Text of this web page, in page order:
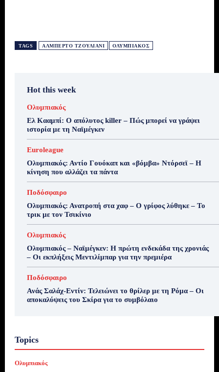
TAGS ΑΛΜΠΈΡΤΟ ΤΖΟΥΛΙΆΝΙ ΟΛΥΜΠΙΑΚΌΣ
Hot this week
Ολυμπιακός
Ελ Κααμπί: Ο απόλυτος killer – Πώς μπορεί να γράψει
ιστορία με τη Ναϊμέγκεν
Euroleague
Ολυμπιακός: Αντίο Γουόκαπ και «βόμβα» Ντόρσεϊ – Η
κίνηση που αλλάζει τα πάντα
Ποδόσφαιρο
Ολυμπιακός: Ανατροπή στα χαφ – Ο γρίφος λύθηκε – Το
τρικ με τον Τσικίνιο
Ολυμπιακός
Ολυμπιακός – Ναϊμέγκεν: Η πρώτη ενδεκάδα της χρονιάς
– Οι εκπλήξεις Μεντιλίμπαρ για την πρεμιέρα
Ποδόσφαιρο
Ανάς Σαλάχ-Εντίν: Τελειώνει το θρίλερ με τη Ρόμα – Οι
αποκαλύψεις του Σκίρα για το συμβόλαιο
Topics
Ολυμπιακός